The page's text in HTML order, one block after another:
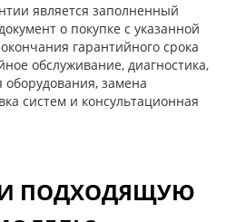
является заполненный
о покупке с указанной
гарантийного срока
обслуживание, диагностика,
замена
систем и консультационная
ПОДХОДЯЩУЮ